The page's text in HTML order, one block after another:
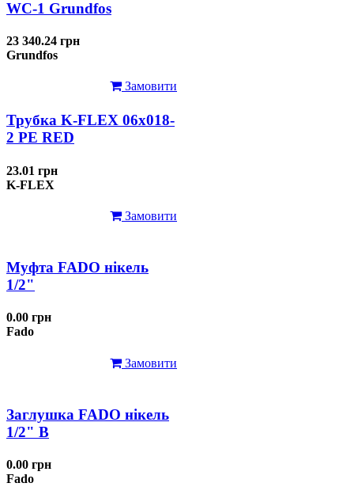
WC-1 Grundfos
23 340.24 грн
Grundfos
Замовити
Трубка K-FLEX 06x018-
2 РЕ RED
23.01 грн
K-FLEX
Замовити
Муфта FADO нікель
1/2"
0.00 грн
Fado
Замовити
Заглушка FADO нікель
1/2" В
0.00 грн
Fado